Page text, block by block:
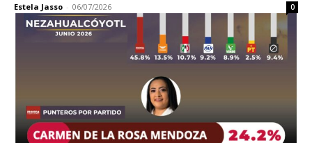
Estela Jasso - 06/07/2026 0